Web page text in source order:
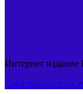
Интернет издание
Сайт работает на